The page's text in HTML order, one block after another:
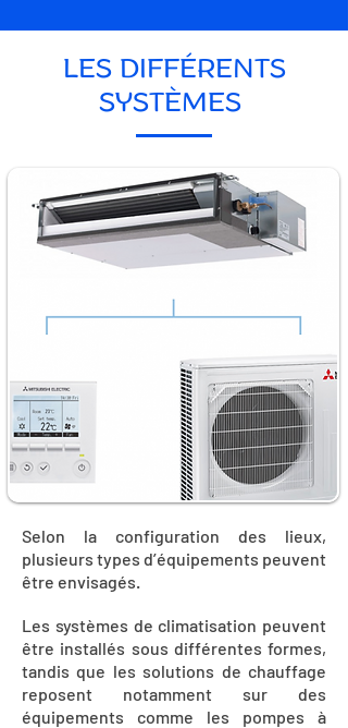
LES DIFFÉRENTS
SYSTÈMES
Selon la configuration des lieux,
plusieurs types d’équipements peuvent
être envisagés.
Les systèmes de climatisation peuvent
être installés sous différentes formes,
tandis que les solutions de chauffage
reposent notamment sur des
équipements comme les pompes à